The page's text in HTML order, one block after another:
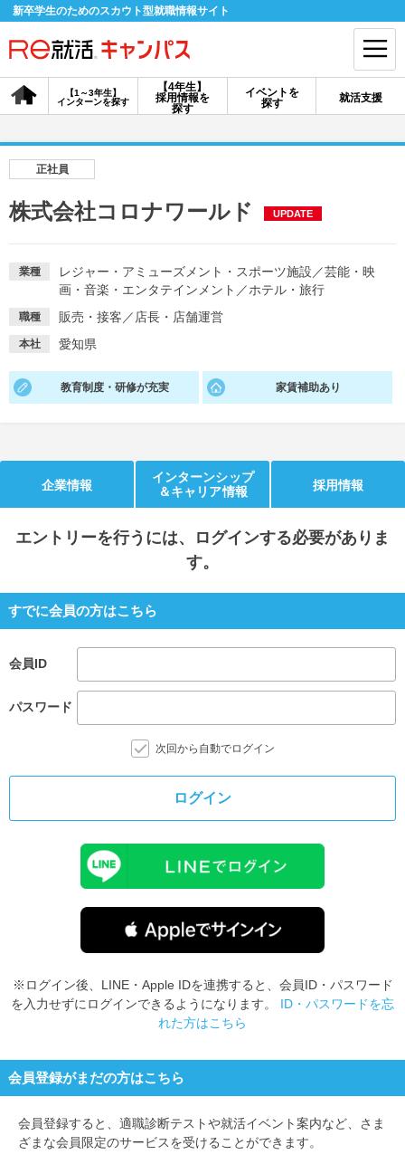
新卒学生のためのスカウト型就職情報サイト
【4年生】
採用情報を
探す
【1～3年生】
インターンを探す
イベントを
探す
就活支援
会員登録 ログイン
採用情報を探す
説明会を探す
インターンを探す
就活ノウハウ・サポート
就活ノウハウが満載！ お役立ち記事・相談室など
あなたに合う仕事を診断！ 動画で対策講座をチェック
正社員
株式会社コロナワールド UPDATE
業種 レジャー・アミューズメント・スポーツ施設 ／芸能・映
画・音楽・エンタテインメント ／ホテル・旅行
職種 販売・接客 ／ 店長・店舗運営
本社 愛知県
教育制度・研修が充実 家賃補助あり
企業情報
インターンシップ
＆キャリア情報
採用情報
エントリーを行うには、ログインする必要がありま
す。
すでに会員の方はこちら
会員ID
パスワード
次回から自動でログイン
ログイン
※ログイン後、LINE・Apple IDを連携すると、会員ID・パスワード
を入力せずにログインできるようになります。 ID・パスワードを忘
れた方はこちら
会員登録がまだの方はこちら
会員登録すると、 適職診断テストや就活イベント案内など、さま
ざまな会員限定のサービスを受けることができます。